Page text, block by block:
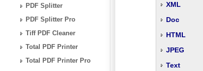
PDF Splitter
PDF Splitter Pro
Tiff PDF Cleaner
Total PDF Printer
Total PDF Printer Pro
XML
Doc
HTML
JPEG
Text